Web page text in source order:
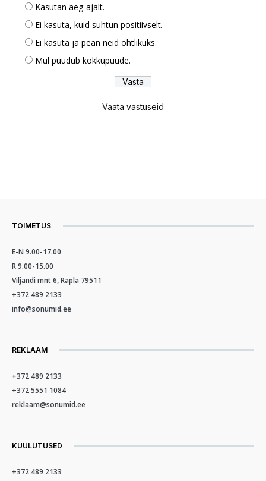
Kasutan aeg-ajalt.
Ei kasuta, kuid suhtun positiivselt.
Ei kasuta ja pean neid ohtlikuks.
Mul puudub kokkupuude.
Vaata vastuseid
TOIMETUS
E-N 9.00-17.00
R 9.00-15.00
Viljandi mnt 6, Rapla 79511
+372 489 2133
info@sonumid.ee
REKLAAM
+372 489 2133
+372 5551 1084
reklaam@sonumid.ee
KUULUTUSED
+372 489 2133